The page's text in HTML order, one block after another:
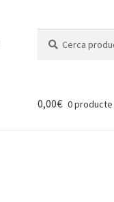
0,00€ 0 producte